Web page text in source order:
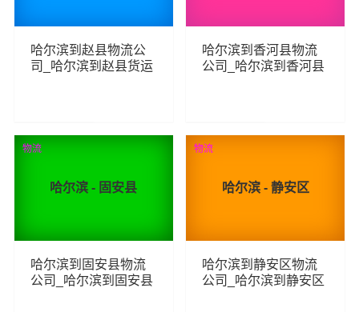
哈尔滨到赵县物流公
司_哈尔滨到赵县货运
176 查看详细
哈尔滨到香河县物流
公司_哈尔滨到香河县
142 查看详细
哈尔滨 - 固安县
哈尔滨到固安县物流
公司_哈尔滨到固安县
物流
哈尔滨 - 静安区
哈尔滨到静安区物流
公司_哈尔滨到静安区
物流